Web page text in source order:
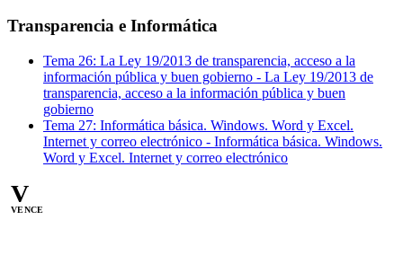
Transparencia e Informática
Tema 26: La Ley 19/2013 de transparencia, acceso a la
información pública y buen gobierno - La Ley 19/2013 de
transparencia, acceso a la información pública y buen
gobierno
Tema 27: Informática básica. Windows. Word y Excel.
Internet y correo electrónico - Informática básica. Windows.
Word y Excel. Internet y correo electrónico
V
VENCE